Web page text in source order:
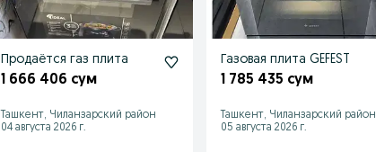
Продаётся газ плита
1 666 406 сум
Ташкент, Чиланзарский район
04 августа 2026 г.
Газовая плита GEFEST
1 785 435 сум
Ташкент, Чиланзарский район
05 августа 2026 г.